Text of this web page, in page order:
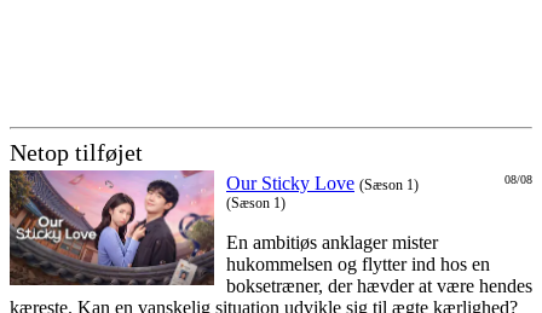
Netop tilføjet
08/08
Our Sticky Love (Sæson 1)
(Sæson 1)
En ambitiøs anklager mister
hukommelsen og flytter ind hos en
boksetræner, der hævder at være hendes
kæreste. Kan en vanskelig situation udvikle sig til ægte kærlighed?